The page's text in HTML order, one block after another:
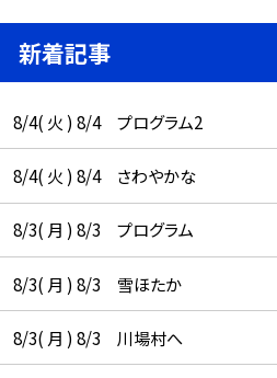
新着記事
8/4( 火 ) 8/4 プログラム2
8/4( 火 ) 8/4 さわやかな
8/3( 月 ) 8/3 プログラム
8/3( 月 ) 8/3 雪ほたか
8/3( 月 ) 8/3 川場村へ